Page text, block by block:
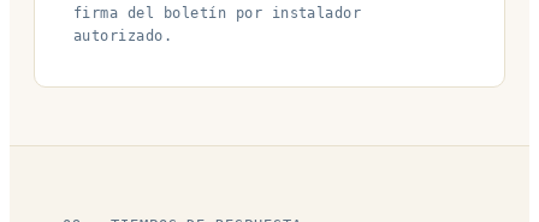
firma del boletín por instalador
autorizado.